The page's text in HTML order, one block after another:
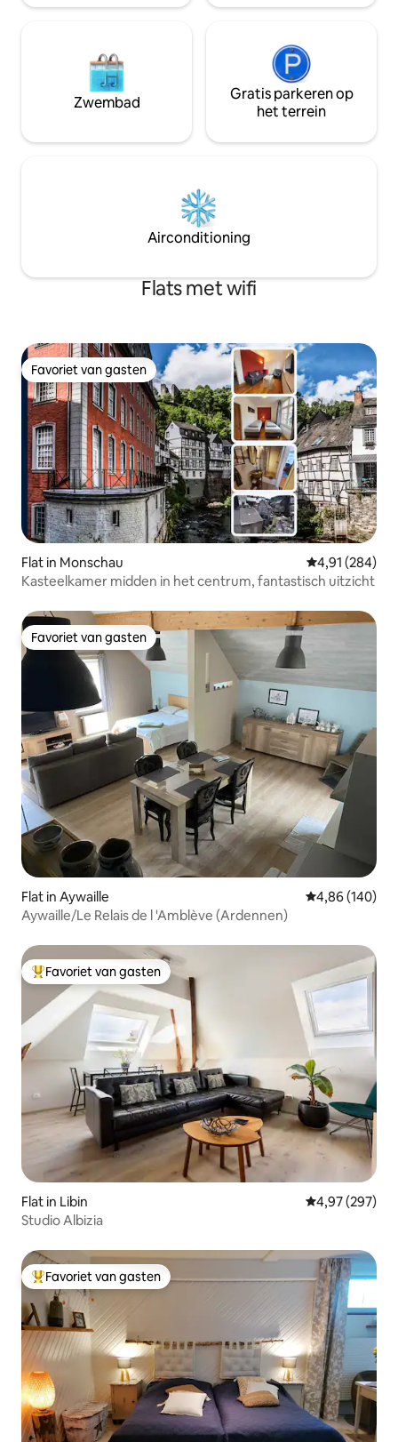
Zwembad
Gratis parkeren op
het terrein
Airconditioning
Flats met wifi
Favoriet van gasten
Favoriet van gasten
Flat in Monschau Gemiddelde
4,91 (284)
Kasteelkamer midden in het centrum, fantastisch uitzicht
Favoriet van gasten
Favoriet van gasten
Flat in Aywaille Gemiddelde
4,86 (140)
Aywaille/Le Relais de l 'Amblève (Ardennen)
Topfavoriet van gasten
Favoriet van gasten
Flat in Libin Gemiddelde
4,97 (297)
Studio Albizia
Topfavoriet van gasten
Favoriet van gasten